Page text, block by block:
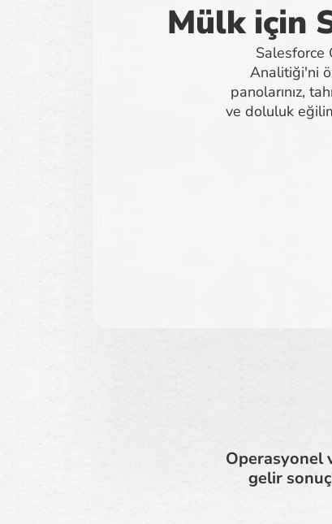
Mülk için
Salesforce
Analitiği'ni
panolarınız,
ve doluluk
Operasyonel
gelir